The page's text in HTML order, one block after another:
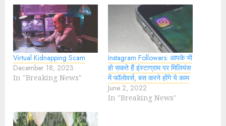
Virtual Kidnapping Scam
December 18, 2023
In "Breaking News"
Instagram Followers: आपके भी
हो सकते हैं इंस्टाग्राम पर मिलियंस
में फॉलोवर्स, बस करने होंगे ये काम
June 2, 2022
In "Breaking News"